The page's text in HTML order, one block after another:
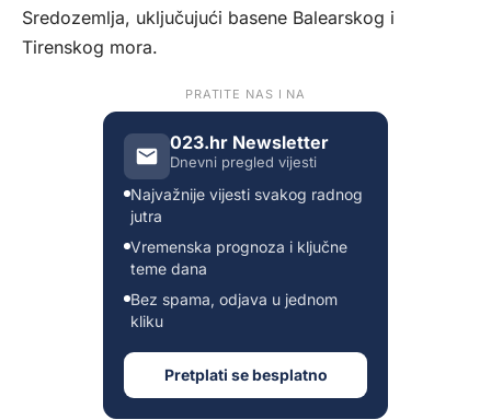
Sredozemlja, uključujući basene Balearskog i
Tirenskog mora.
PRATITE NAS I NA
023.hr Newsletter
Dnevni pregled vijesti
Najvažnije vijesti svakog radnog
jutra
Vremenska prognoza i ključne
teme dana
Bez spama, odjava u jednom
kliku
Pretplati se besplatno